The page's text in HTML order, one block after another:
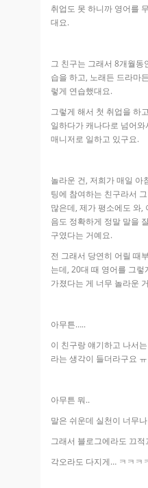
취업도 못 하니까 영어를
대요.
그 친구는 그래서 8개월동
습을 하고, 노래든 드라마
렇게 연습했대요.
그렇게 해서 첫 취업을 하
일하다가 캐나다로 넘어
매니저로 일하고 있구요.
놀라운 건, 저희가 매일 아
팅에 참여하는 친구라서
많은데, 제가 평소에도 와,
음도 정확하게 정말 말을
구였다는 거예요.
전 그래서 당연히 어릴 때
는데, 20대 때 영어를 그
가졌다는 게 너무 놀라운
아무튼…..
이 친구랑 얘기하고 나서
라는 생각이 들더라구요
아무튼 뭐..
말은 쉬운데 실천이 너무
그래서 블로그에라도 끄
각오라도 다지게… ㅋㅋㅋ